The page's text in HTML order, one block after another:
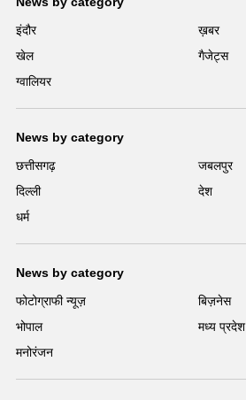
इंदौर
ख़बर
खेल
गैजेट्स
ग्वालियर
News by category
छत्तीसगढ़
जबलपुर
दिल्ली
देश
धर्म
News by category
फोटोग्राफी न्यूज़
बिज़नेस
भोपाल
मध्य प्रदेश
मनोरंजन